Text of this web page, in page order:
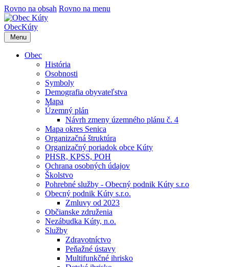
Rovno na obsah Rovno na menu
ObecKúty
Menu
Obec
História
Osobnosti
Symboly
Demografia obyvateľstva
Mapa
Územný plán
Návrh zmeny územného plánu č. 4
Mapa okres Senica
Organizačná štruktúra
Organizačný poriadok obce Kúty
PHSR, KPSS, POH
Ochrana osobných údajov
Školstvo
Pohrebné služby - Obecný podnik Kúty s.r.o
Obecný podnik Kúty s.r.o.
Zmluvy od 2023
Občianske združenia
Nezábudka Kúty, n.o.
Služby
Zdravotníctvo
Peňažné ústavy
Multifunkčné ihrisko